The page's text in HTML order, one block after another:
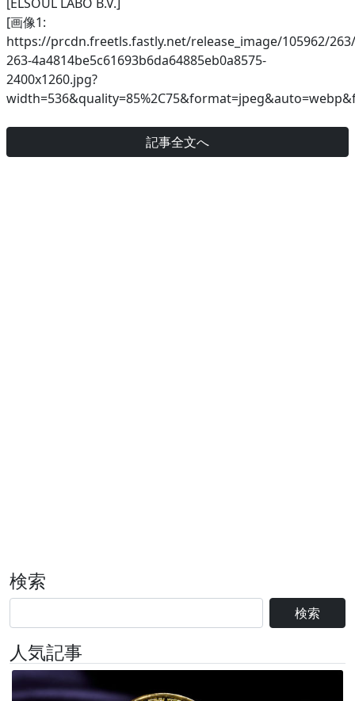
[画像1:
https://prcdn.freetls.fastly.net/release_image/105962/
263-4a4814be5c61693b6da64885eb0a8575-
2400x1260.jpg?
記事全文へ
検索
検索
人気記事